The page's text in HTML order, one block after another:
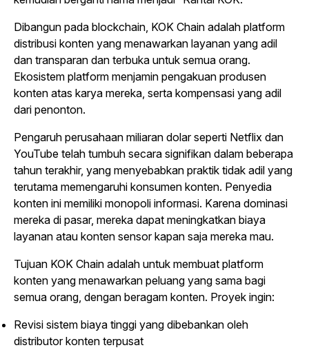
Dibangun pada blockchain, KOK Chain adalah platform
distribusi konten yang menawarkan layanan yang adil
dan transparan dan terbuka untuk semua orang.
Ekosistem platform menjamin pengakuan produsen
konten atas karya mereka, serta kompensasi yang adil
dari penonton.
Pengaruh perusahaan miliaran dolar seperti Netflix dan
YouTube telah tumbuh secara signifikan dalam beberapa
tahun terakhir, yang menyebabkan praktik tidak adil yang
terutama memengaruhi konsumen konten. Penyedia
konten ini memiliki monopoli informasi. Karena dominasi
mereka di pasar, mereka dapat meningkatkan biaya
layanan atau konten sensor kapan saja mereka mau.
Tujuan KOK Chain adalah untuk membuat platform
konten yang menawarkan peluang yang sama bagi
semua orang, dengan beragam konten. Proyek ingin:
Revisi sistem biaya tinggi yang dibebankan oleh
distributor konten terpusat